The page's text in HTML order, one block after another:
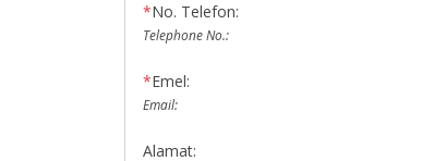
*No. Telefon:
Telephone No.:
*Emel:
Email:
Alamat: